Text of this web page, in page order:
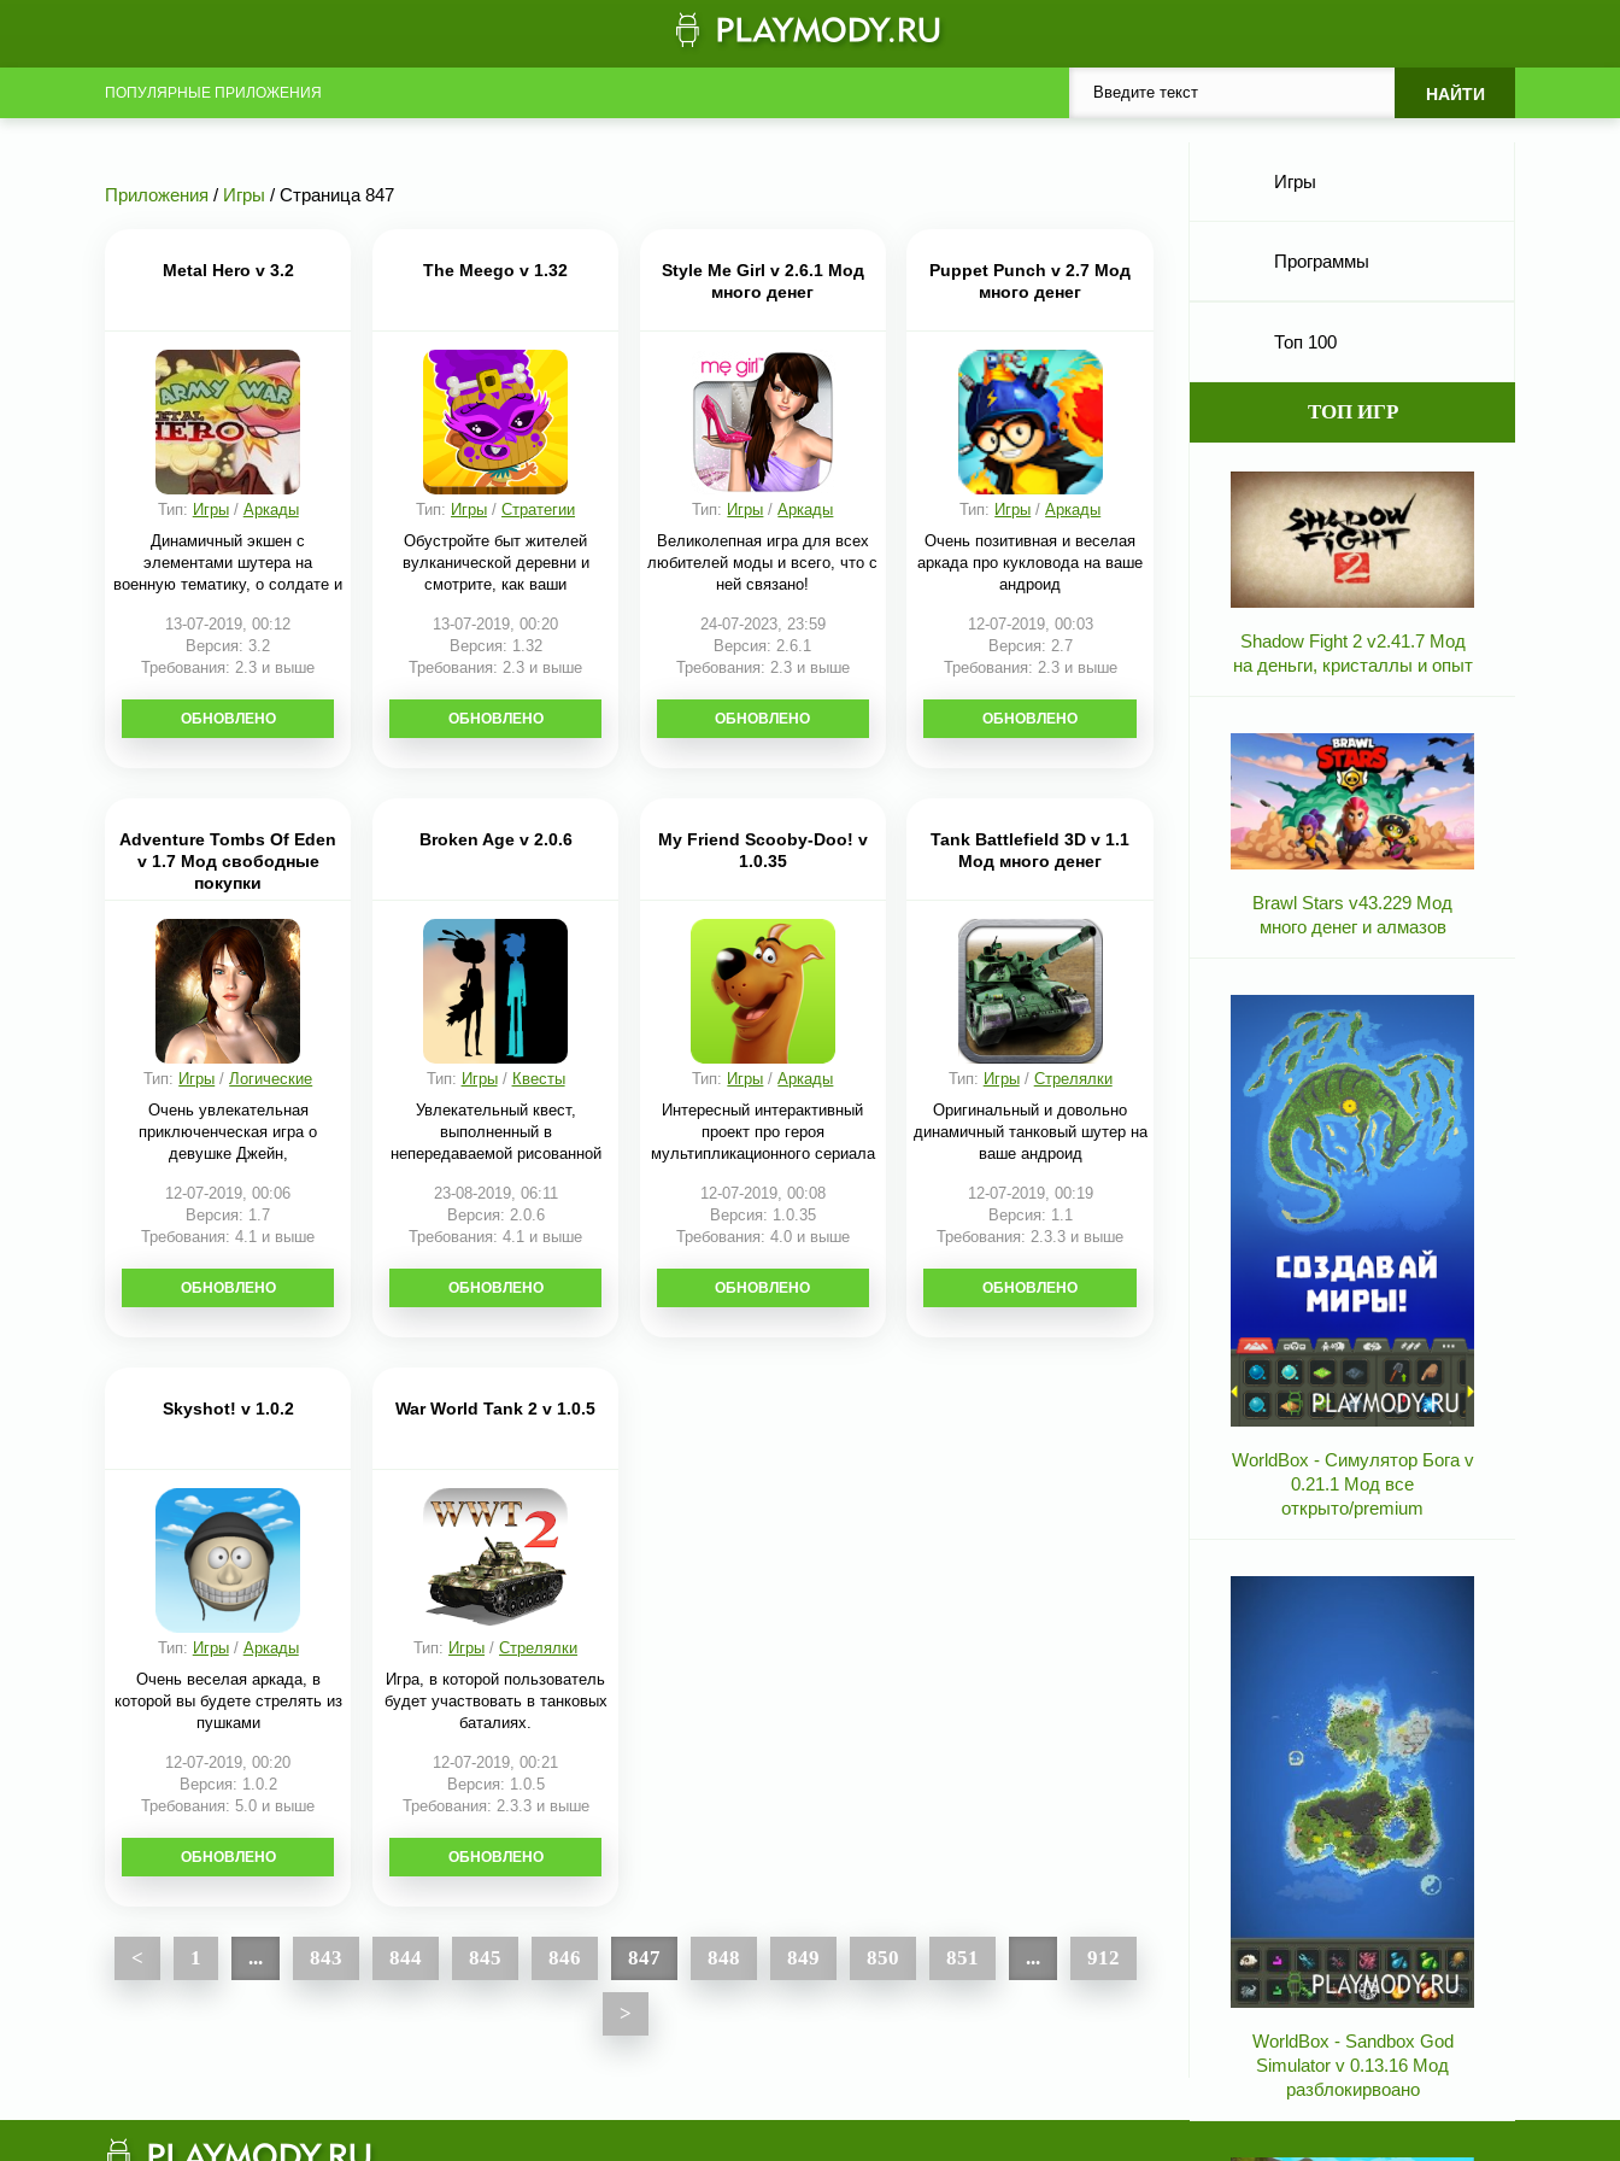
ПОПУЛЯРНЫЕ ПРИЛОЖЕНИЯ
Приложения / Игры / Страница 847
Metal Hero v 3.2
Тип: Игры/ Аркады
Динамичный экшен с
элементами шутера на
военную тематику, о солдате и
13-07-2019, 00:12
Версия: 3.2
Требования: 2.3 и выше
СКАЧАТЬ
ОБНОВЛЕНО
The Meego v 1.32
Тип: Игры /Стратегии
Обустройте быт жителей
вулканической деревни и
смотрите, как ваши
13-07-2019, 00:20
Версия: 1.32
Требования: 2.3 и выше
СКАЧАТЬ
ОБНОВЛЕНО
Style Me Girl v 2.6.1 Мод
много денег
Тип: Игры /Аркады
Великолепная игра для всех
любителей моды и всего, что с
ней связано!
24-07-2023, 23:59
Версия: 2.6.1
Требования: 2.3 и выше
СКАЧАТЬ
ОБНОВЛЕНО
Puppet Punch v 2.7 Мод
много денег
Тип: Игры /Аркады
Очень позитивная и веселая
аркада про кукловода на ваше
андроид
12-07-2019, 00:03
Версия: 2.7
Требования: 2.3 и выше
СКАЧАТЬ
ОБНОВЛЕНО
Adventure Tombs Of Eden
v 1.7 Мод свободные
покупки
Тип: Игры /Логические
Очень увлекательная
приключенческая игра о
девушке Джейн,
12-07-2019, 00:06
Версия: 1.7
Требования: 4.1 и выше
СКАЧАТЬ
ОБНОВЛЕНО
Broken Age v 2.0.6
Тип: Игры/ Квесты
Увлекательный квест,
выполненный в
непередаваемой рисованной
23-08-2019, 06:11
Версия: 2.0.6
Требования: 4.1 и выше
СКАЧАТЬ
ОБНОВЛЕНО
My Friend Scooby-Doo! v
1.0.35
Тип: Игры /Аркады
Интересный интерактивный
проект про героя
мультипликационного сериала
12-07-2019, 00:08
Версия: 1.0.35
Требования: 4.0 и выше
СКАЧАТЬ
ОБНОВЛЕНО
Tank Battlefield 3D v 1.1
Мод много денег
Тип: Игры/ Стрелялки
Оригинальный и довольно
динамичный танковый шутер на
ваше андроид
12-07-2019, 00:19
Версия: 1.1
Требования: 2.3.3 и выше
СКАЧАТЬ
ОБНОВЛЕНО
Skyshot! v 1.0.2
Тип: Игры/ Аркады
Очень веселая аркада, в
которой вы будете стрелять из
пушками
12-07-2019, 00:20
Версия: 1.0.2
Требования: 5.0 и выше
СКАЧАТЬ
ОБНОВЛЕНО
War World Tank 2 v 1.0.5
Тип: Игры /Стрелялки
Игра, в которой пользователь
будет участвовать в танковых
баталиях.
12-07-2019, 00:21
Версия: 1.0.5
Требования: 2.3.3 и выше
СКАЧАТЬ
ОБНОВЛЕНО
< 1 ... 843 844 845 846 847 848 849 850 851 ... 912
>
Игры
Программы
Топ 100
ТОП ИГР
Shadow Fight 2 v2.41.7 Мод
на деньги, кристаллы и опыт
Brawl Stars v43.229 Мод
много денег и алмазов
WorldBox - Симулятор Бога v
0.21.1 Мод все
открыто/premium
WorldBox - Sandbox God
Simulator v 0.13.16 Мод
разблокирвоано